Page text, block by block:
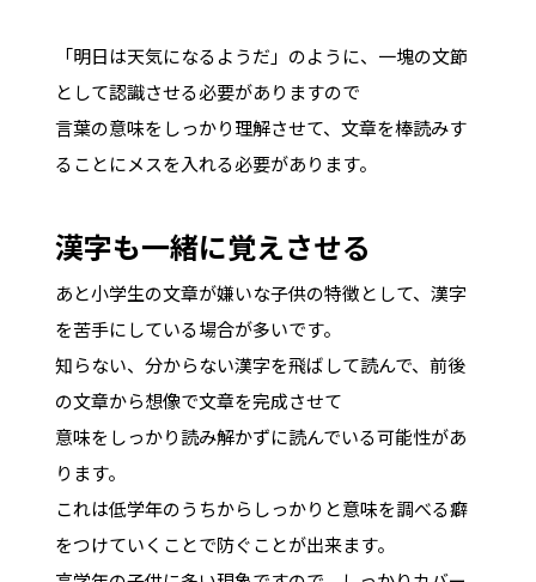
「明日は天気になるようだ」のように、一塊の文節
として認識させる必要がありますので
言葉の意味をしっかり理解させて、文章を棒読みす
ることにメスを入れる必要があります。
漢字も一緒に覚えさせる
あと小学生の文章が嫌いな子供の特徴として、漢字
を苦手にしている場合が多いです。
知らない、分からない漢字を飛ばして読んで、前後
の文章から想像で文章を完成させて
意味をしっかり読み解かずに読んでいる可能性があ
ります。
これは低学年のうちからしっかりと意味を調べる癖
をつけていくことで防ぐことが出来ます。